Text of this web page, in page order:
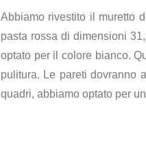
Abbiamo rivestito il muretto
pasta rossa di dimensioni
optato per il colore bianco.
pulitura. Le pareti dovranno
quadri, abbiamo optato per